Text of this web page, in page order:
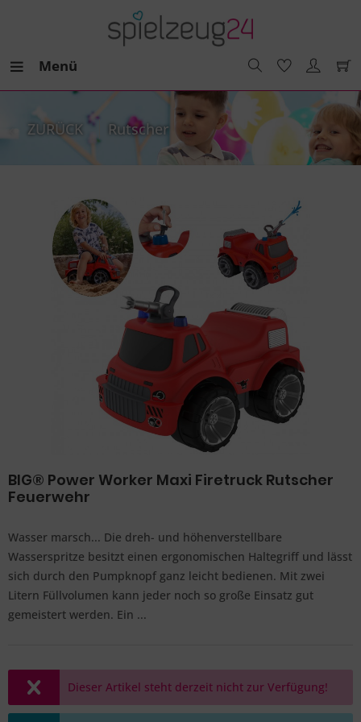
Menü
ZURÜCK Rutscher
BIG® Power Worker Maxi Firetruck Rutscher
Feuerwehr
Wasser marsch... Die dreh- und höhenverstellbare
Wasserspritze besitzt einen ergonomischen Haltegriff und lässt
sich durch den Pumpknopf ganz leicht bedienen. Mit zwei
Litern Füllvolumen kann jeder noch so große Einsatz gut
gemeistert werden. Ein ...
Dieser Artikel steht derzeit nicht zur Verfügung!